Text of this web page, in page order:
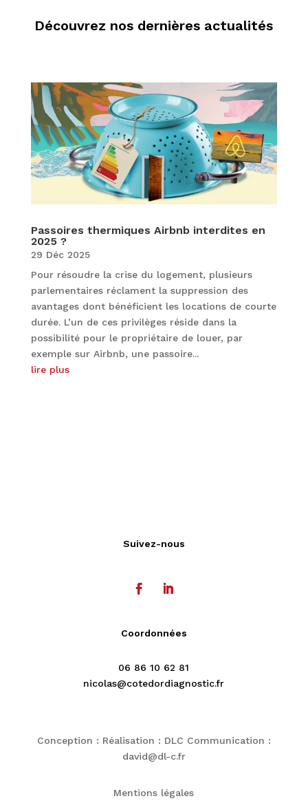
Découvrez nos dernières actualités
Passoires thermiques Airbnb interdites en
2025 ?
29 Déc 2025
Pour résoudre la crise du logement, plusieurs
parlementaires réclament la suppression des
avantages dont bénéficient les locations de courte
durée. L’un de ces privilèges réside dans la
possibilité pour le propriétaire de louer, par
exemple sur Airbnb, une passoire...
lire plus
Suivez-nous
Coordonnées
06 86 10 62 81
nicolas@cotedordiagnostic.fr
Conception : Réalisation : DLC Communication :
david@dl-c.fr
Mentions légales